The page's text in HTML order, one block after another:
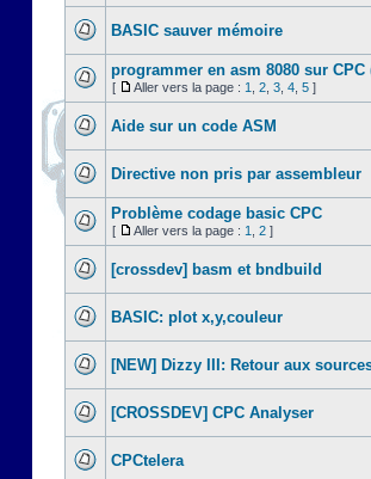
BASIC sauver mémoire
programmer en asm 8080 sur CPC
[ Aller vers la page : 1 2 3 4 5 ]
Aide sur un code ASM
Directive non pris par assembleur
Problème codage basic CPC
[ Aller vers la page : 1 2 ]
[crossdev] basm et bndbuild
BASIC: plot x,y,couleur
[NEW] Dizzy III: Retour aux
[CROSSDEV] CPC Analyser
CPCtelera